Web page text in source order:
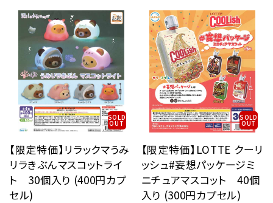
SOLD
OUT
【限定特価】リラックマうみ
リラきぶんマスコットライ
ト 30個入り (400円カプ
セル)
SOLD
OUT
【限定特価】LOTTE クーリ
ッシュ#妄想パッケージミ
ニチュアマスコット 40個
入り (300円カプセル)